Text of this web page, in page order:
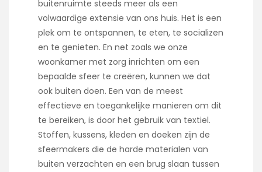
buitenruimte steeds meer als een
volwaardige extensie van ons huis. Het is een
plek om te ontspannen, te eten, te socializen
en te genieten. En net zoals we onze
woonkamer met zorg inrichten om een
bepaalde sfeer te creëren, kunnen we dat
ook buiten doen. Een van de meest
effectieve en toegankelijke manieren om dit
te bereiken, is door het gebruik van textiel.
Stoffen, kussens, kleden en doeken zijn de
sfeermakers die de harde materialen van
buiten verzachten en een brug slaan tussen